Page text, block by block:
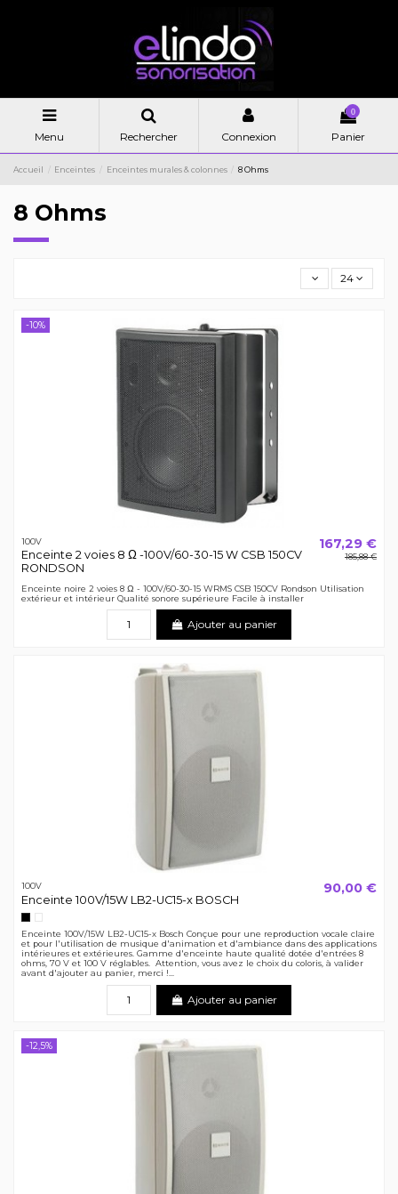
Menu Rechercher Connexion
0
Panier
Accueil Enceintes Enceintes murales & colonnes 8 Ohms
8 Ohms
24
-10%
100V
Enceinte 2 voies 8 Ω -100V/60-30-15 W CSB 150CV
RONDSON
167,29 €
185,88 €
Enceinte noire 2 voies 8 Ω - 100V/60-30-15 WRMS CSB 150CV Rondson Utilisation
extérieur et intérieur Qualité sonore supérieure Facile à installer
Ajouter au panier
100V
Enceinte 100V/15W LB2-UC15-x BOSCH
NoirBlanc
90,00 €
Enceinte 100V/15W LB2-UC15-x Bosch Conçue pour une reproduction vocale claire
et pour l'utilisation de musique d'animation et d'ambiance dans des applications
intérieures et extérieures. Gamme d'enceinte haute qualité dotée d'entrées 8
ohms, 70 V et 100 V réglables. Attention, vous avez le choix du coloris, à valider
avant d'ajouter au panier, merci !...
Ajouter au panier
-12,5%